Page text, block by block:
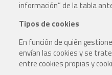
información” de la tabla
Tipos de cookies
En función de quién
envían las cookies y se
entre cookies propias y